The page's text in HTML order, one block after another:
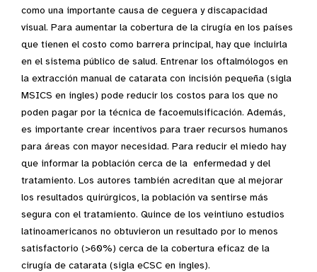
como una importante causa de ceguera y discapacidad
visual. Para aumentar la cobertura de la cirugía en los países
que tienen el costo como barrera principal, hay que incluirla
en el sistema público de salud. Entrenar los oftalmólogos en
la extracción manual de catarata con incisión pequeña (sigla
MSICS en ingles) pode reducir los costos para los que no
poden pagar por la técnica de facoemulsificación. Además,
es importante crear incentivos para traer recursos humanos
para áreas con mayor necesidad. Para reducir el miedo hay
que informar la población cerca de la enfermedad y del
tratamiento. Los autores también acreditan que al mejorar
los resultados quirúrgicos, la población va sentirse más
segura con el tratamiento. Quince de los veintiuno estudios
latinoamericanos no obtuvieron un resultado por lo menos
satisfactorio (>60%) cerca de la cobertura eficaz de la
cirugía de catarata (sigla eCSC en ingles).